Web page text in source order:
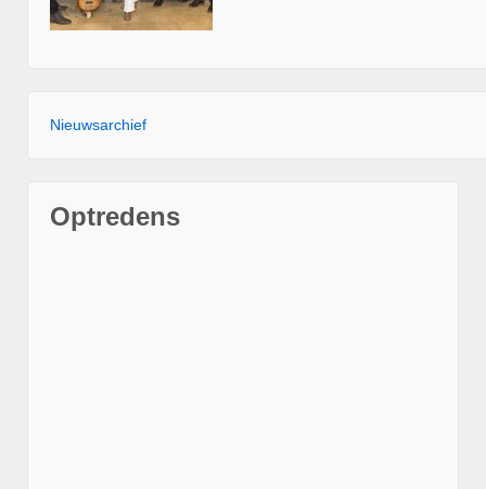
Nieuwsarchief
Optredens